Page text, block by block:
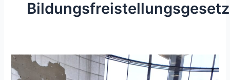
Bildungsfreistellungsgesetz